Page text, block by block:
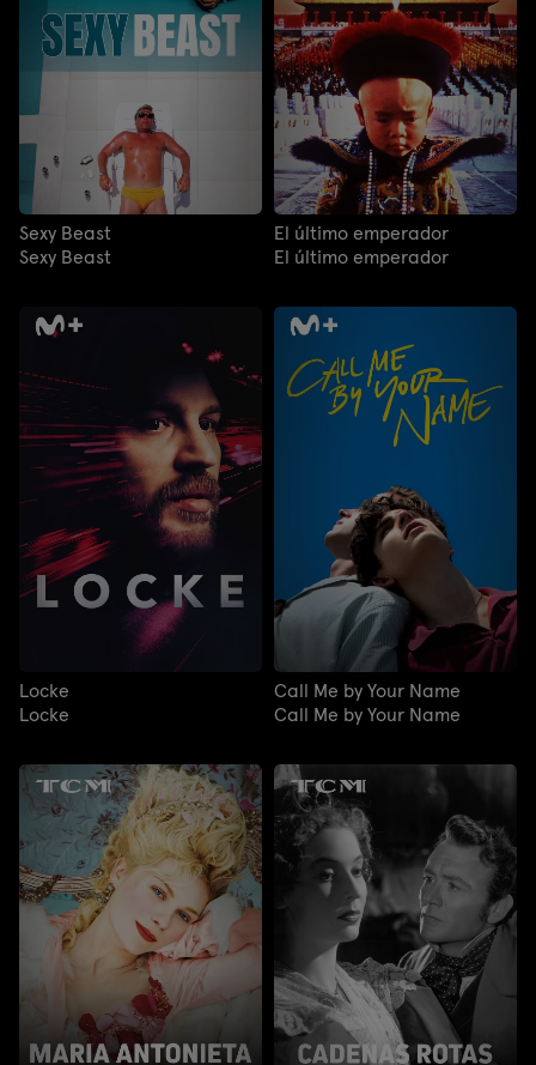
Sexy Beast
Sexy Beast
El último emperador
El último emperador
Locke
Locke
Call Me by Your Name
Call Me by Your Name